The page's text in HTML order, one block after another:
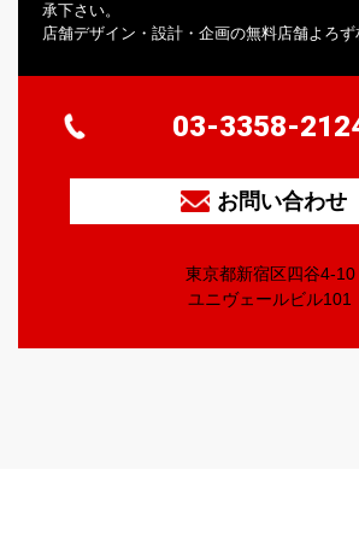
承下さい。
店舗デザイン・設計・企画の無料店舗よろず
03-3358-
お問い合わせ
東京都新宿区四谷4-10
ユニヴェールビル101